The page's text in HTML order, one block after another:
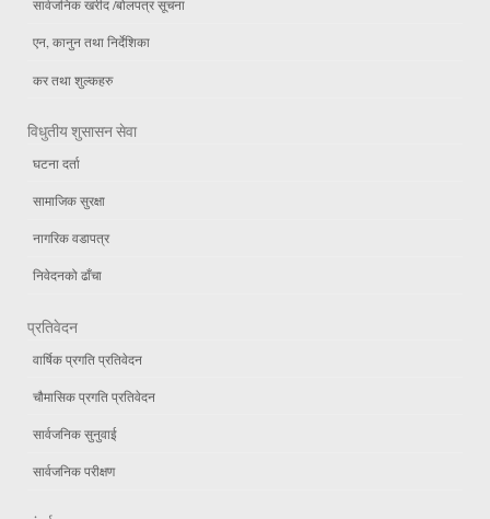
सार्वजनिक खरीद /बोलपत्र सूचना
एन, कानुन तथा निर्देशिका
कर तथा शुल्कहरु
विधुतीय शुसासन सेवा
घटना दर्ता
सामाजिक सुरक्षा
नागरिक वडापत्र
निवेदनको ढाँचा
प्रतिवेदन
वार्षिक प्रगति प्रतिवेदन
चौमासिक प्रगति प्रतिवेदन
सार्वजनिक सुनुवाई
सार्वजनिक परीक्षण